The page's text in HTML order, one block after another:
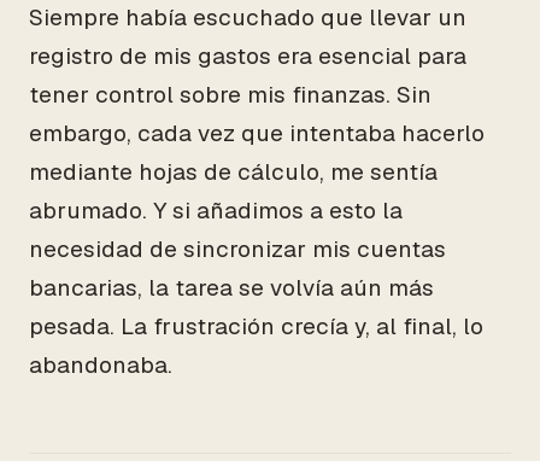
Siempre había escuchado que llevar un
registro de mis gastos era esencial para
tener control sobre mis finanzas. Sin
embargo, cada vez que intentaba hacerlo
mediante hojas de cálculo, me sentía
abrumado. Y si añadimos a esto la
necesidad de sincronizar mis cuentas
bancarias, la tarea se volvía aún más
pesada. La frustración crecía y, al final, lo
abandonaba.